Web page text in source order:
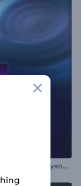
В
изуализатор музыки: Звуковой резонанс